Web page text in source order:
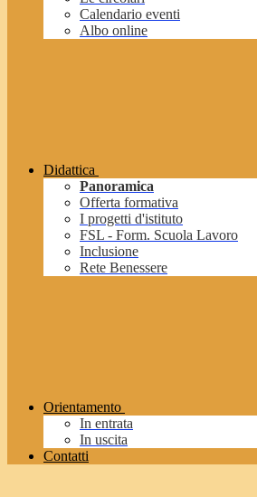
Calendario eventi
Albo online
Didattica
Panoramica
Offerta formativa
I progetti d'istituto
FSL - Form. Scuola Lavoro
Inclusione
Rete Benessere
Orientamento
In entrata
In uscita
Contatti